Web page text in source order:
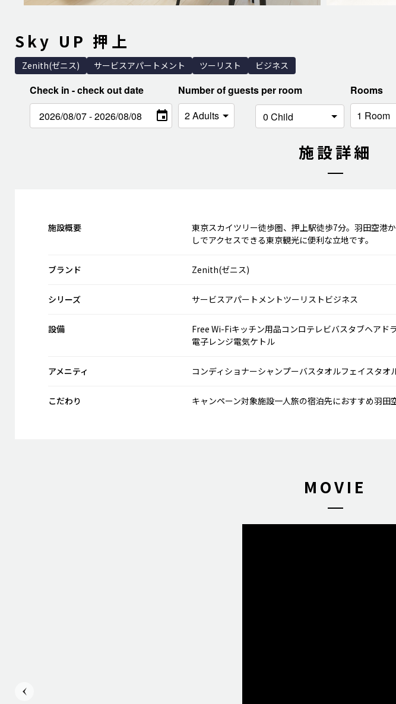
Sky UP 押上
Zenith(ゼニス) サービスアパートメント ツーリスト ビジネス
Check in - check out date Number of guests per room
Rooms
施設詳細
施設概要
東京スカイツリー徒歩圏、押上駅徒歩7分。羽田空港
しでアクセスできる東京観光に便利な立地です。
ブランド Zenith(ゼニス)
シリーズ サービスアパートメントツーリスト ビジネス
設備 Free Wi-Fiキッチン用品コンロテレビバスタブヘアド
電子レンジ電気ケトル
アメニティ コンディショナーシャンプーバスタオルフェイスタオ
こだわり キャンペーン対象施設一人旅の宿泊先におすすめ羽田
MOVIE